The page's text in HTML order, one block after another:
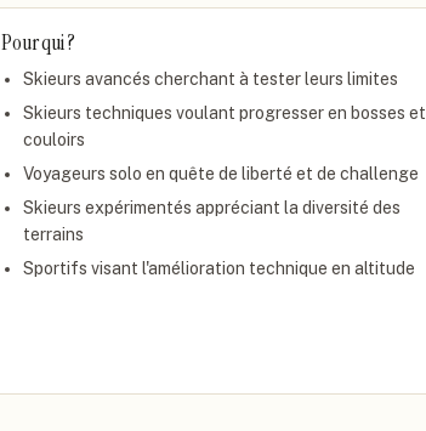
Pour qui ?
Skieurs avancés cherchant à tester leurs limites
Skieurs techniques voulant progresser en bosses et
couloirs
Voyageurs solo en quête de liberté et de challenge
Skieurs expérimentés appréciant la diversité des
terrains
Sportifs visant l'amélioration technique en altitude